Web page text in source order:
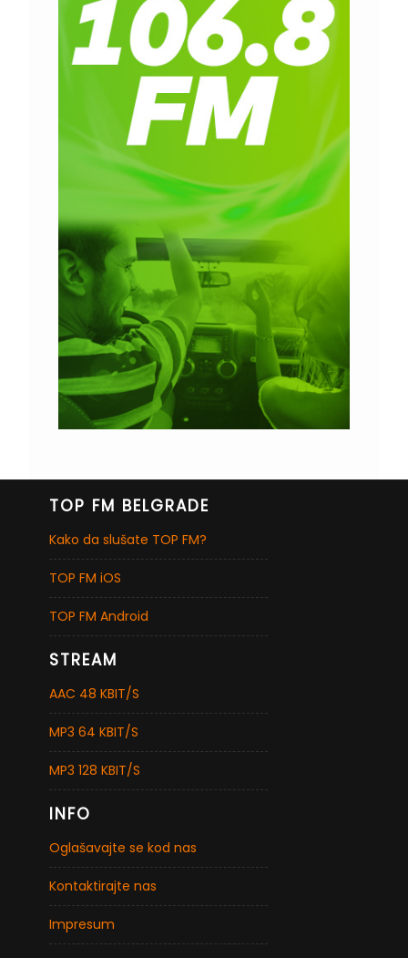
TOP FM BELGRADE
Kako da slušate TOP FM?
TOP FM iOS
TOP FM Android
STREAM
AAC 48 KBIT/S
MP3 64 KBIT/S
MP3 128 KBIT/S
INFO
Oglašavajte se kod nas
Kontaktirajte nas
Impresum